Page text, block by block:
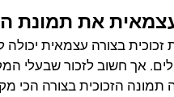
את תמונת
בצורה עצמאית יכולה
אך חשוב לזכור שבעלי
תמונה הזכוכית בצורה הכי